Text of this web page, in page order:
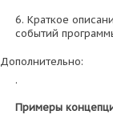
6. Краткое
событий
Дополнительно:
.
Примеры